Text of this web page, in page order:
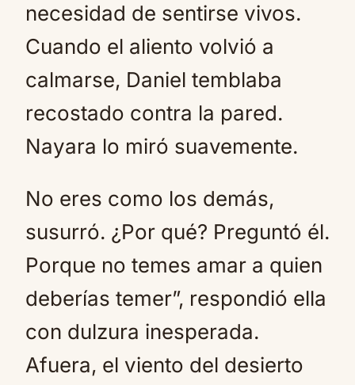
necesidad de sentirse vivos.
Cuando el aliento volvió a
calmarse, Daniel temblaba
recostado contra la pared.
Nayara lo miró suavemente.
No eres como los demás,
susurró. ¿Por qué? Preguntó él.
Porque no temes amar a quien
deberías temer”, respondió ella
con dulzura inesperada.
Afuera, el viento del desierto